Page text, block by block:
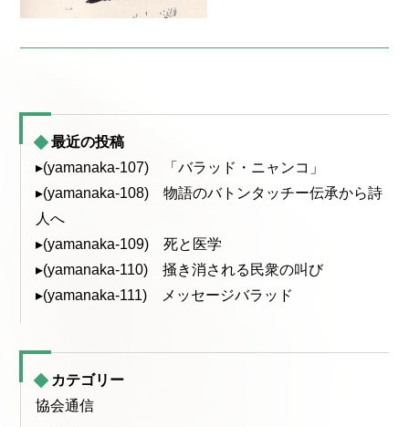
最近の投稿
▸(yamanaka-107) 「バラッド・ニャンコ」
▸(yamanaka-108) 物語のバトンタッチー伝承から詩
人へ
▸(yamanaka-109) 死と医学
▸(yamanaka-110) 掻き消される民衆の叫び
▸(yamanaka-111) メッセージバラッド
カテゴリー
協会通信